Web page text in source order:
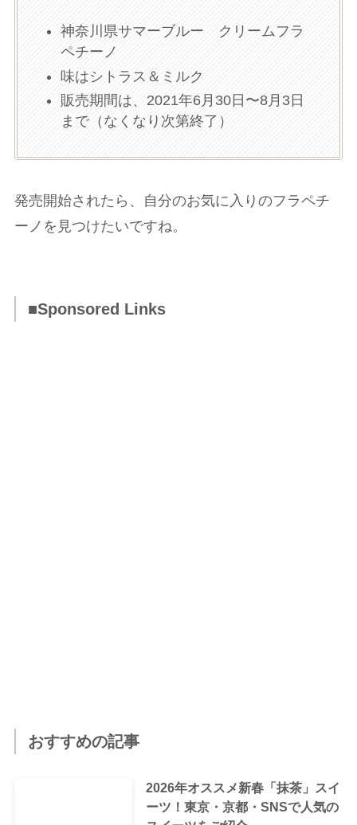
神奈川県サマーブルー クリームフラ
ペチーノ
味はシトラス＆ミルク
販売期間は、2021年6月30日〜8月3日
まで（なくなり次第終了）
発売開始されたら、自分のお気に入りのフラペチ
ーノを見つけたいですね。
■Sponsored Links
おすすめの記事
2026年オススメ新春「抹茶」スイ
ーツ！東京・京都・SNSで人気の